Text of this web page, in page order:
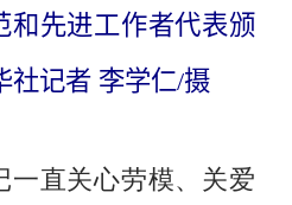
和先进工作者代表颁
社记者 李学仁/摄
直关心劳模、关爱